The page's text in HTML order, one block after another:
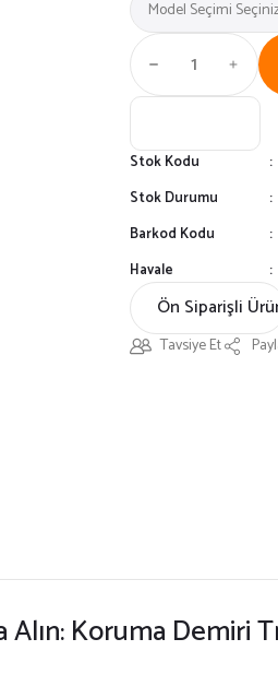
Stok Kodu
Stok Durumu
Barkod Kodu
Havale
Ön Siparişli
Tavsiye Et
Koruma Demiri